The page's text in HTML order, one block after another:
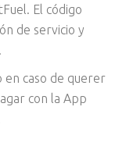
El código
de servicio y
caso de querer
con la App